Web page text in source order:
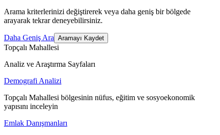
Arama kriterlerinizi değiştirerek veya daha geniş bir bölgede
arayarak tekrar deneyebilirsiniz.
Daha Geniş Ara Aramayı Kaydet
Topçalı Mahallesi
Analiz ve Araştırma Sayfaları
Demografi Analizi
Topçalı Mahallesi bölgesinin nüfus, eğitim ve sosyoekonomik
yapısını inceleyin
Emlak Danışmanları